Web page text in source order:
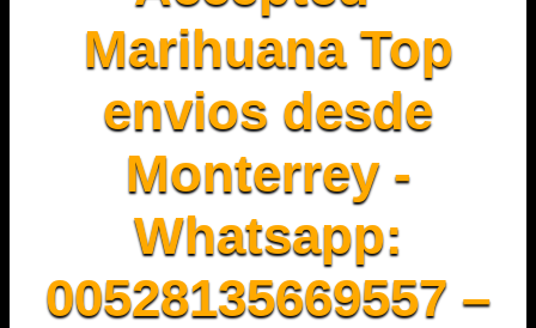
Marihuana Top
envios desde
Monterrey -
Whatsapp:
00528135669557 –